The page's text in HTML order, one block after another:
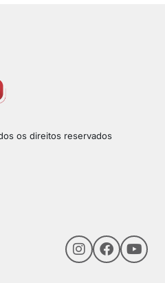
os direitos reservados